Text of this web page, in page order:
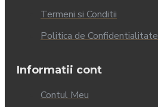
Termeni si Conditii
Politica de Confidentialitate
Informatii cont
Contul Meu